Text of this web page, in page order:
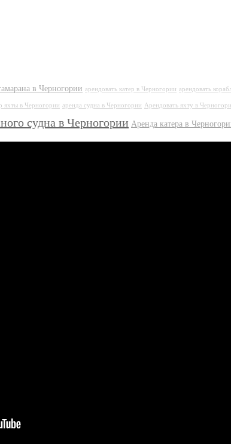
в Черногории арендовать катер в Черногории арендовать
яхты в Черногории аренда судна в Черногории Арендовать яхту в
судна в Черногории Аренда катера в